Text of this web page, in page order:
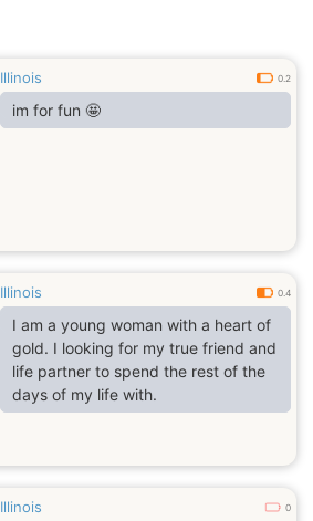
Illinois 0.2
im for fun 🤩
Illinois 0.4
I am a young woman with a heart of
gold. I looking for my true friend and
life partner to spend the rest of the
days of my life with.
Illinois 0